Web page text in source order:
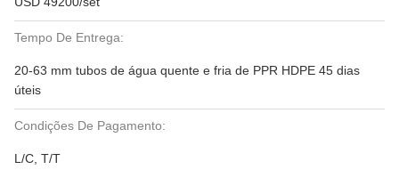
Tempo De Entrega:
20-63 mm tubos de água quente e fria de PPR HDPE 45 dias
úteis
Condições De Pagamento:
L/C, T/T